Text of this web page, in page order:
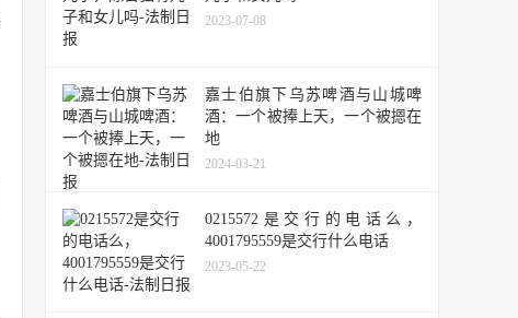
2023-07-08
嘉士伯旗下乌苏啤酒与山城啤
酒：一个被捧上天，一个被摁在
地
2024-03-21
0215572是交行的电话么，
4001795559是交行什么电话
2023-05-22